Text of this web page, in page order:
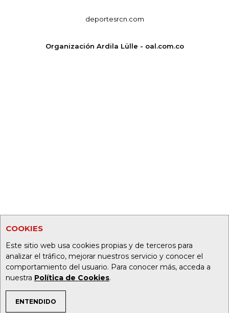
COOKIES
Este sitio web usa cookies propias y de terceros para
analizar el tráfico, mejorar nuestros servicio y conocer el
comportamiento del usuario. Para conocer más, acceda a
nuestra Política de Cookies.
ENTENDIDO
TEMAS DE INTERÉS
deportesrcn.com
Organización Ardila Lülle - oal.com.co